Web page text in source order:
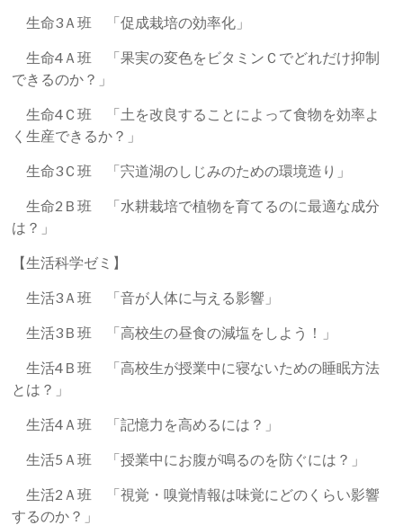
生命3Ａ班 「促成栽培の効率化」
生命4Ａ班 「果実の変色をビタミンＣでどれだけ抑制
できるのか？」
生命4Ｃ班 「土を改良することによって食物を効率よ
く生産できるか？」
生命3Ｃ班 「宍道湖のしじみのための環境造り」
生命2Ｂ班 「水耕栽培で植物を育てるのに最適な成分
は？」
【生活科学ゼミ】
生活3Ａ班 「音が人体に与える影響」
生活3Ｂ班 「高校生の昼食の減塩をしよう！」
生活4Ｂ班 「高校生が授業中に寝ないための睡眠方法
とは？」
生活4Ａ班 「記憶力を高めるには？」
生活5Ａ班 「授業中にお腹が鳴るのを防ぐには？」
生活2Ａ班 「視覚・嗅覚情報は味覚にどのくらい影響
するのか？」